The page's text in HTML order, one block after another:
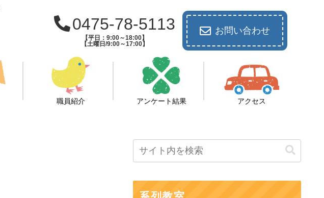
0475-78-5113
【平日：9:00～18:00】
【土曜日/9:00～17:00】
お問い合わせ
職員紹介 アンケート結果 アクセス